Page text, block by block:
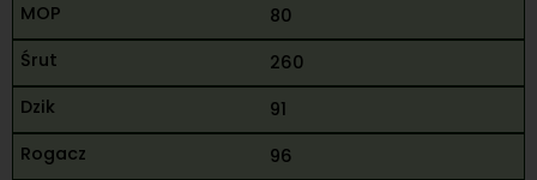
80
260
91
96